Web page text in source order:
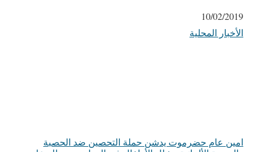
التاريخ
10/02/2019
في ما يتعلق بما يأتي
الأخبار المحلية
امين عام حضرموت يدشن حملة التحصين ضد الحصبة